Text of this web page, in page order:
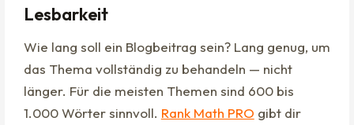
Lesbarkeit
Wie lang soll ein Blogbeitrag sein? Lang genug, um
das Thema vollständig zu behandeln — nicht
länger. Für die meisten Themen sind 600 bis
1.000 Wörter sinnvoll. Rank Math PRO gibt dir